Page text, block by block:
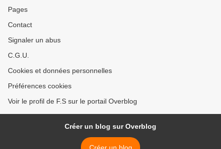
Pages
Contact
Signaler un abus
C.G.U.
Cookies et données personnelles
Préférences cookies
Voir le profil de F.S sur le portail Overblog
Créer un blog sur Overblog